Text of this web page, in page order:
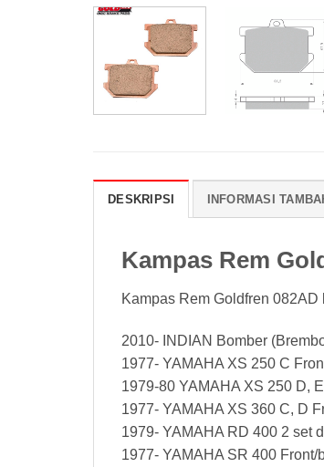
DESKRIPSI INFORMASI
Kampas Rem
Kampas Rem Goldfren
2010- INDIAN Bomber
1977- YAMAHA XS 250 C
1979-80 YAMAHA XS 250 D,
1977- YAMAHA XS 360 C, D
1979- YAMAHA RD 400 2 set
1977- YAMAHA SR 400 Front/